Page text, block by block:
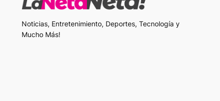
Noticias, Entretenimiento, Deportes, Tecnología y
Mucho Más!